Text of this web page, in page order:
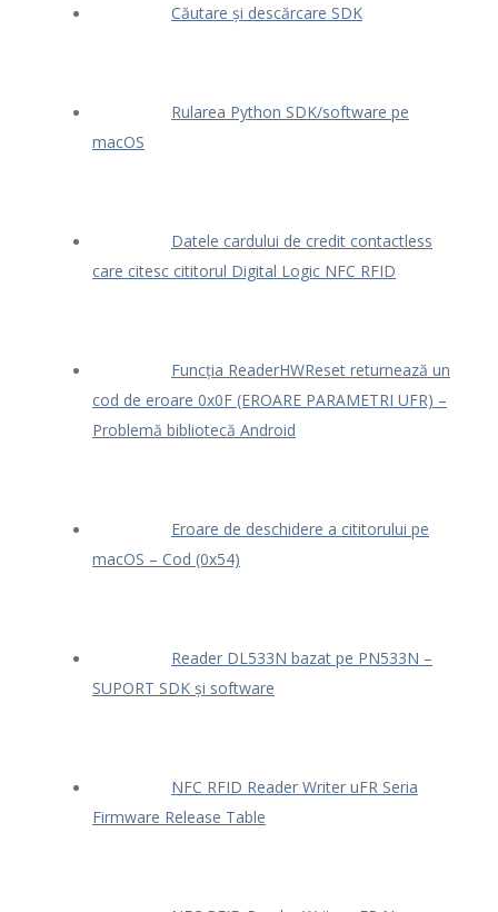
Căutare și descărcare SDK
Rularea Python SDK/software pe
macOS
Datele cardului de credit contactless
care citesc cititorul Digital Logic NFC RFID
Funcția ReaderHWReset returnează un
cod de eroare 0x0F (EROARE PARAMETRI UFR) –
Problemă bibliotecă Android
Eroare de deschidere a cititorului pe
macOS – Cod (0x54)
Reader DL533N bazat pe PN533N –
SUPORT SDK și software
NFC RFID Reader Writer uFR Seria
Firmware Release Table